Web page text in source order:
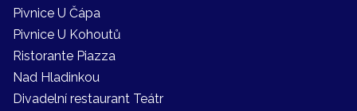
Pivnice U Čápa
Pivnice U Kohoutů
Ristorante Piazza
Nad Hladinkou
Divadelní restaurant Teátr